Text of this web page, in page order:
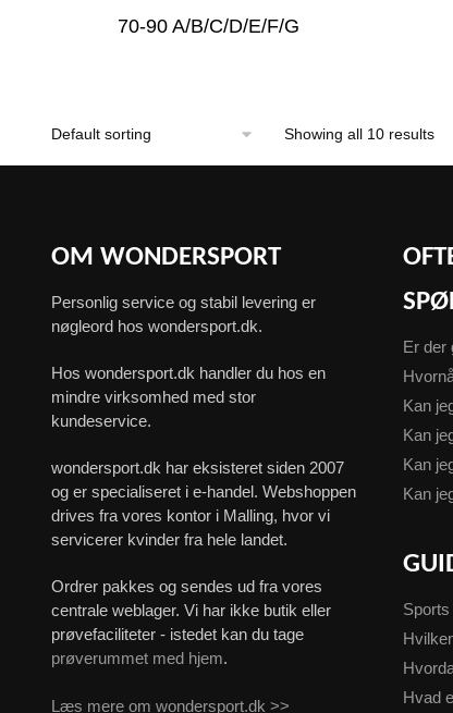
70-90 A/B/C/D/E/F/G
Showing all 10 results
OM WONDERSPORT
Personlig service og stabil levering er
nøgleord hos wondersport.dk.
Hos wondersport.dk handler du hos en
mindre virksomhed med stor
kundeservice.
wondersport.dk har eksisteret siden 2007
og er specialiseret i e-handel. Webshoppen
drives fra vores kontor i Malling, hvor vi
servicerer kvinder fra hele landet.
Ordrer pakkes og sendes ud fra vores
centrale weblager. Vi har ikke butik eller
prøvefaciliteter - istedet kan du tage
prøverummet med hjem.
Læs mere om wondersport.dk >>
Er der
Kan
Kan
Kan
Kan
Sports
Hvad